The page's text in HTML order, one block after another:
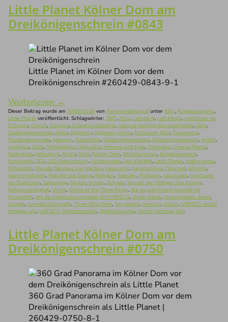
Little Planet Kölner Dom am
Dreikönigenschrein #0843
Little Planet im Kölner Dom vor dem
Dreikönigenschrein #260429-0843-9-1
Weiterlesen →
Dieser Beitrag wurde am 30/06/2026 von Panoramafotografunter Köln, Kugelpanorama,
Little Planet veröffentlicht. Schlagwörter: 360°, Altar, cathedral, cathédrale, cathédrale de
Cologne, church, Cologne, Cologne cathedral, cultural heritage documentation, Dom,
Dreikönigenschrein, église, Epiphany, Epiphany shrine, Erzbistum Köln, Experience,
Fussbodenmosaik, gebogen, Geschichte, Goldschmiedearbeit, Goldschmiedekunst, gothic,
gothique, Gotik, Heiligenfigur, high altar, Himmel und Erde, Hochaltar, Inverse Planet,
Kathedrale, katholisch, Kirche, Köln, Kölner Dom, Kölntourismus, Kugelpanorama,
Kunstwerk, LED, LED-Beleuchtung, Lichtkonzept, lieu d'intérêt, Little Planet, maître-autel,
Mittelalter, Mosaik, Nikolaus von Verdun, panoramic, panoramique, Pilgerziel, pilgrims,
place of interest, Rainald von Dassel, Religion, reliquary, Reliquien, sanctuaire, sanctuaire
de l'Epiphanie, Sarkophag, Säulen, Schatz, Schrein, Schrein der Heiligen Drei Könige,
Sehenswürdigkeit, shrine, Shrine of the Three Kings, site du patrimoine mondial de
l'humanité, site du patrimoine mondial de l'UNESCO, small planet, stereographic down,
surreal, surreale Fotografie, Three Wise Men, tiny planet, treasure, trésor, UNESCO world
heritage site, UNESCO-Welterbestätte, Weltkulturerbe, World Heritage Site.
Little Planet Kölner Dom am
Dreikönigenschrein #0750
360 Grad Panorama im Kölner Dom vor dem
Dreikönigenschrein als Little Planet |
260429-0750-8-1